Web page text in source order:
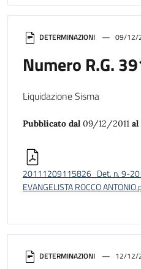
DETERMINAZIONI 12/12/
DETERMINAZIONI 09/12/
Numero R.G.
Liquidazione Sisma
Pubblicato dal 09/12/2011 al
20111209115826_Det. n. 9-
EVANGELISTA ROCCO